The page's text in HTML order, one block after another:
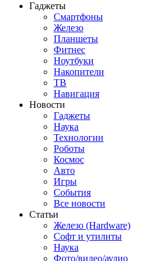
Гаджеты
Смартфоны
Железо
Планшеты
Фитнес
Ноутбуки
Накопители
ТВ
Навигация
Новости
Гаджеты
Наука
Технологии
Роботы
Космос
Авто
Игры
События
Все новости
Статьи
Железо (Hardware)
Софт и утилиты
Наука
Фото/видео/аудио